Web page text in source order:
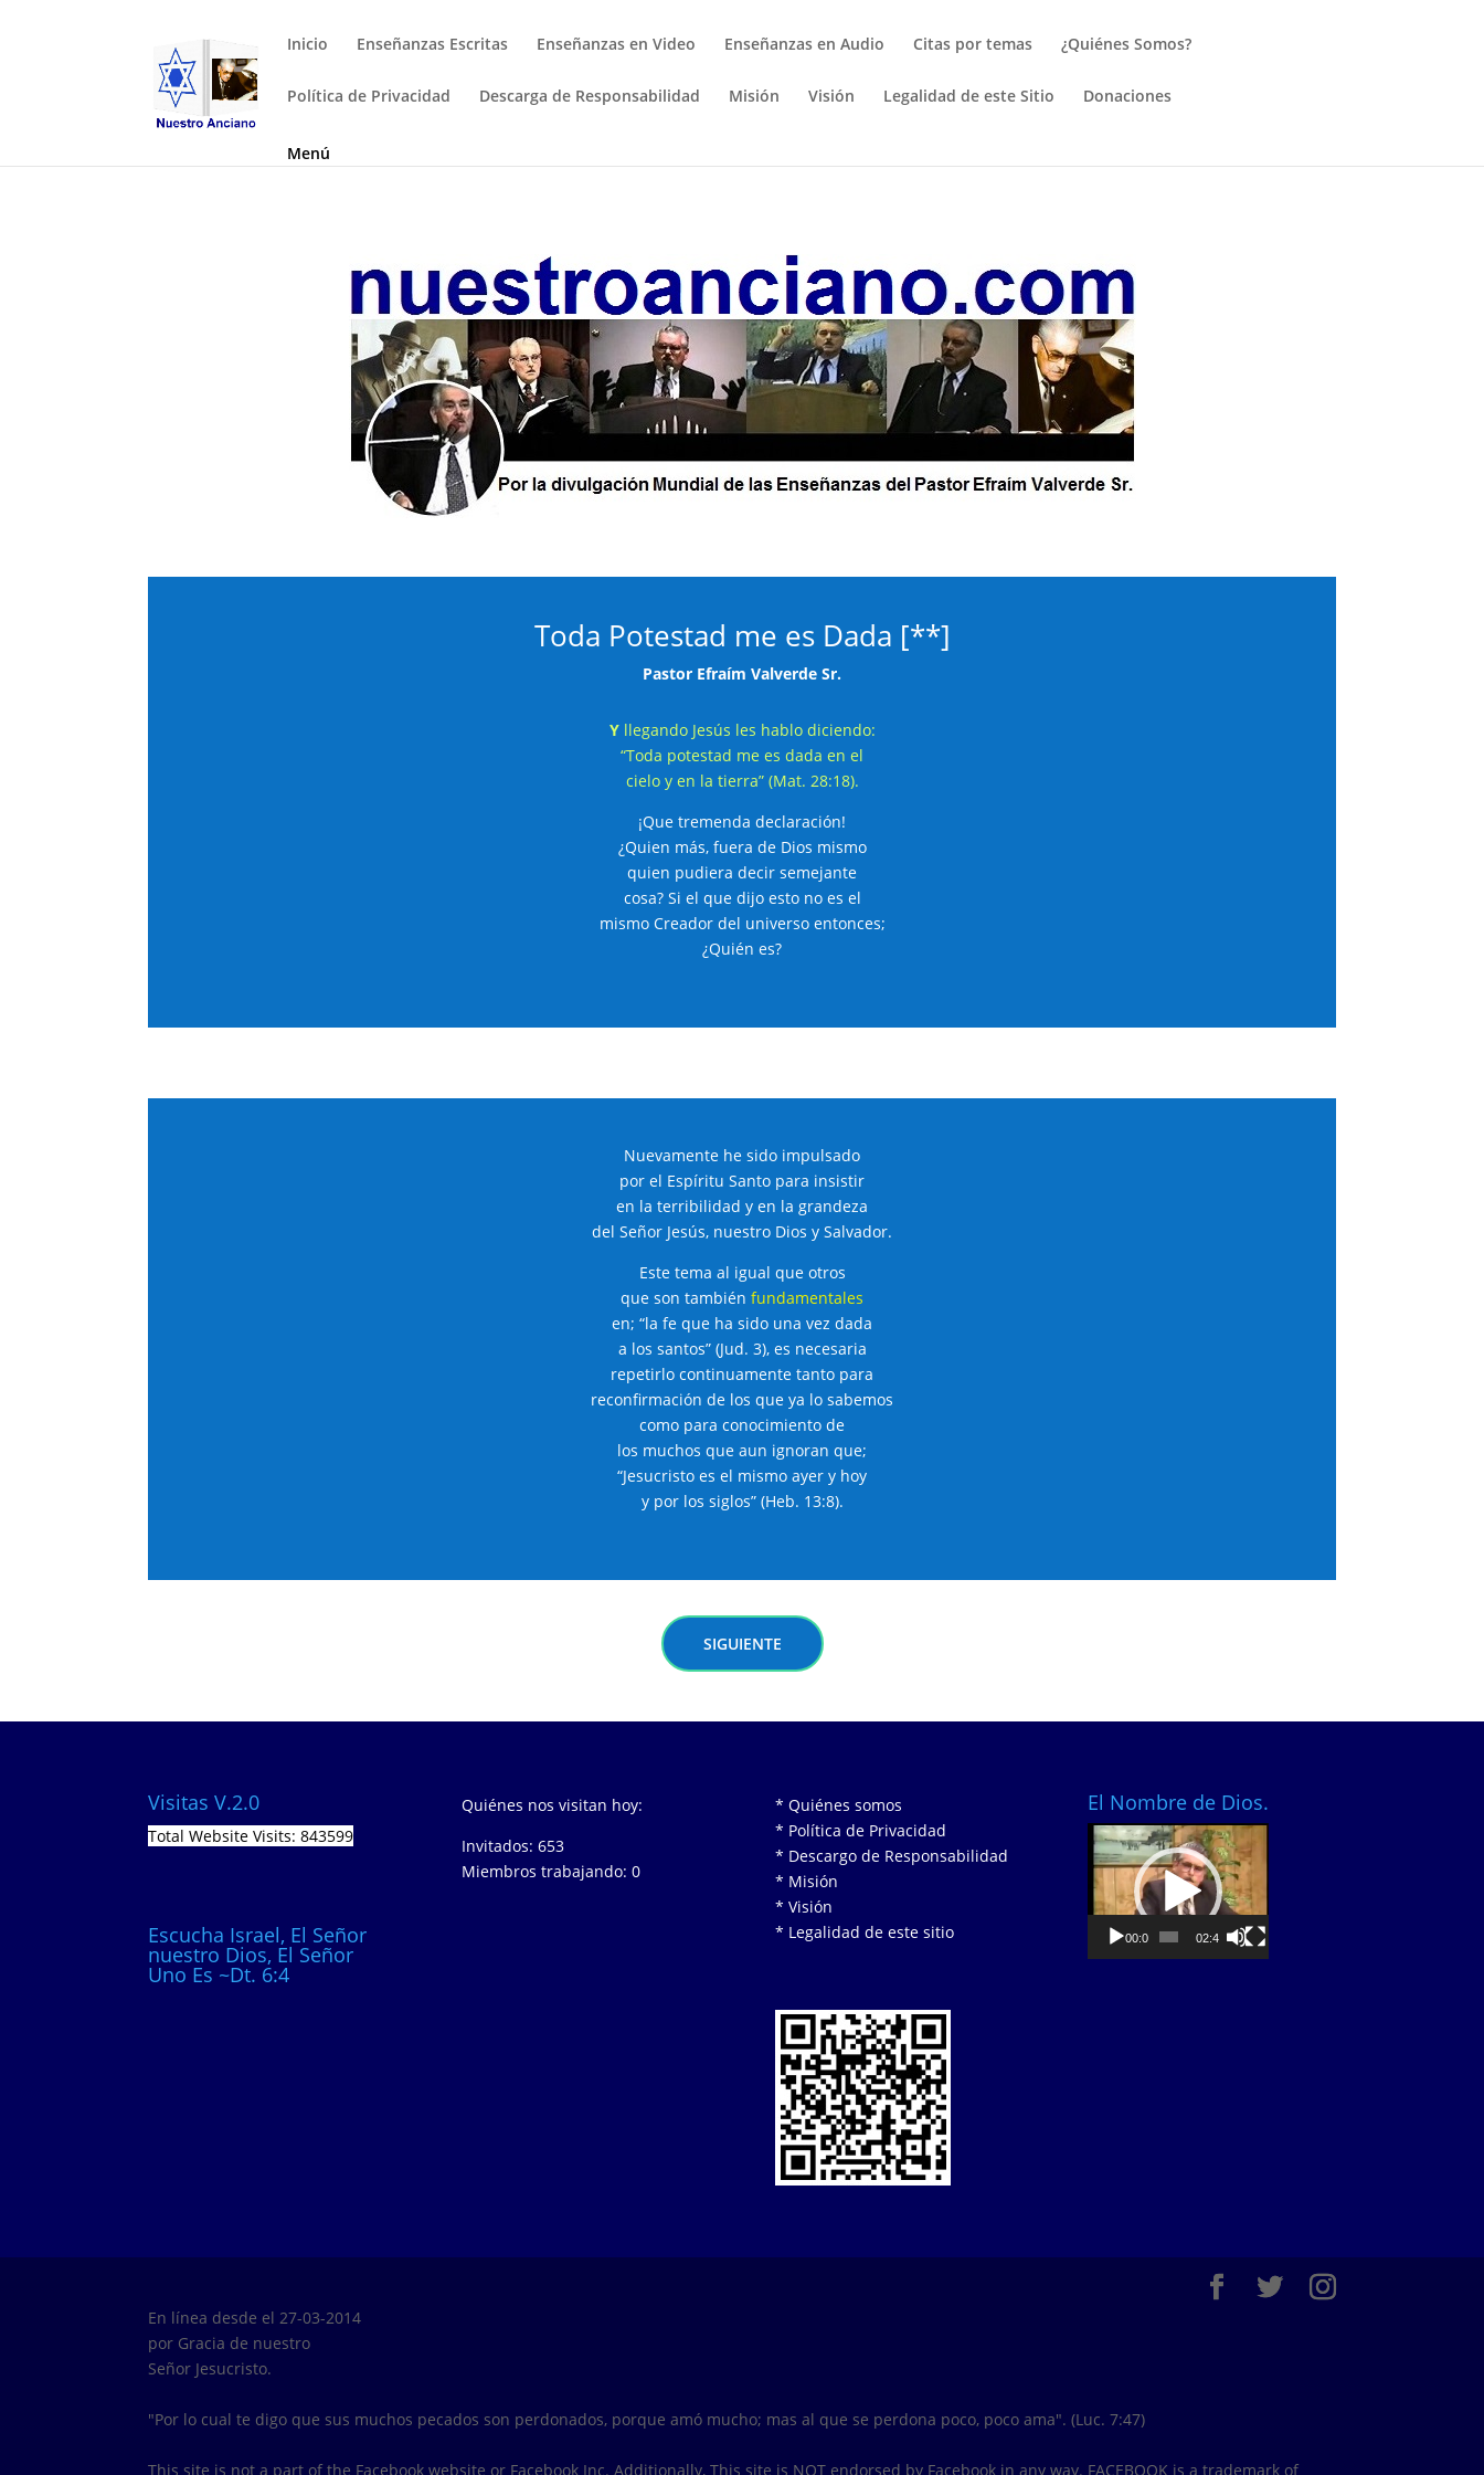
Inicio Enseñanzas Escritas Enseñanzas en Video Enseñanzas en Audio Citas por temas ¿Quiénes Somos?
Política de Privacidad Descarga de Responsabilidad Misión Visión Legalidad de este Sitio Donaciones
Menú
Toda Potestad me es Dada [**]
Pastor Efraím Valverde Sr.
Yllegando Jesús les hablo diciendo:
“Toda potestad me es dada en el
cielo y en la tierra” (Mat. 28:18).
¡Que tremenda declaración!
¿Quien más, fuera de Dios mismo
quien pudiera decir semejante
cosa? Si el que dijo esto no es el
mismo Creador del universo entonces;
¿Quién es?
Nuevamente he sido impulsado
por el Espíritu Santo para insistir
en la terribilidad y en la grandeza
del Señor Jesús, nuestro Dios y Salvador.
Este tema al igual que otros
que son también fundamentales
en; “la fe que ha sido una vez dada
a los santos” (Jud. 3), es necesaria
repetirlo continuamente tanto para
reconfirmación de los que ya lo sabemos
como para conocimiento de
los muchos que aun ignoran que;
“Jesucristo es el mismo ayer y hoy
y por los siglos” (Heb. 13:8).
SIGUIENTE
Visitas V.2.0
Total Website Visits: 843599
Escucha Israel, El Señor
nuestro Dios, El Señor
Uno Es ~Dt. 6:4
Quiénes nos visitan hoy:
Invitados: 653
Miembros trabajando: 0
* Quiénes somos
* Política de Privacidad
* Descargo de Responsabilidad
* Misión
* Visión
* Legalidad de este sitio
El Nombre de Dios.
Video
Player
00:00 02:40
En línea desde el 27-03-2014
por Gracia de nuestro
Señor Jesucristo.
"Por lo cual te digo que sus muchos pecados son perdonados, porque amó mucho; mas al que se perdona poco, poco ama". (Luc. 7:47)
This site is not a part of the Facebook website or Facebook Inc. Additionally, This site is NOT endorsed by Facebook in any way. FACEBOOK is a trademark of